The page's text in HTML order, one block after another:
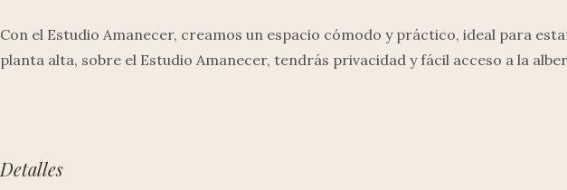
Con el Estudio Amanecer, creamos un espacio cómodo y práctico, ideal para
planta alta, sobre el Estudio Amanecer, tendrás privacidad y fácil acceso a la
Detalles